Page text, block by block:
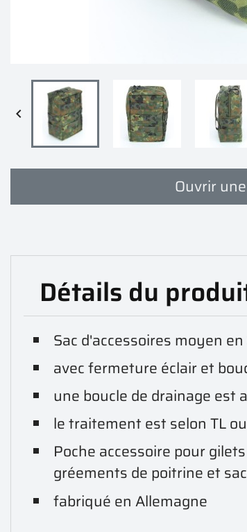

Ouvrir
Détails du
Sac d'accessoires moyen
avec fermeture éclair et
une boucle de drainage est
le traitement est selon TL
Poche accessoire pour
gréements de poitrine et
fabriqué en Allemagne